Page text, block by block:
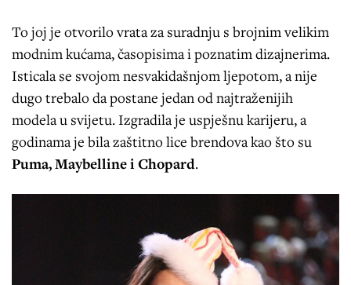
To joj je otvorilo vrata za suradnju s brojnim velikim
modnim kućama, časopisima i poznatim dizajnerima.
Isticala se svojom nesvakidašnjom ljepotom, a nije
dugo trebalo da postane jedan od najtraženijih
modela u svijetu. Izgradila je uspješnu karijeru, a
godinama je bila zaštitno lice brendova kao što su
Puma, Maybelline i Chopard.